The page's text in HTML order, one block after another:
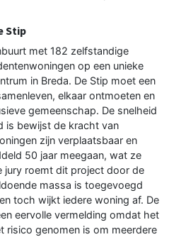
Stip
met 182 zelfstandige
op een unieke
in Breda. De Stip moet een
elkaar ontmoeten en
gemeenschap. De snelheid
is bewijst de kracht van
zijn verplaatsbaar en
50 jaar meegaan, wat ze
jury roemt dit project door de
massa is toegevoegd
toch wijkt iedere woning af. De
eervolle vermelding omdat het
risico genomen is om meerdere